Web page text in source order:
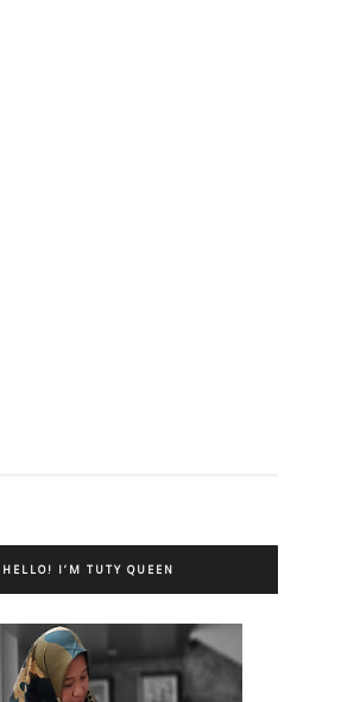
HELLO! I’M TUTY QUEEN